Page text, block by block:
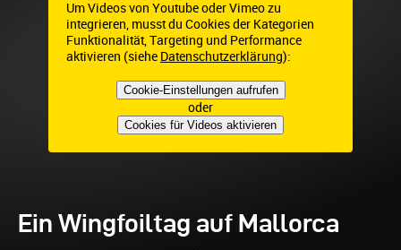
Um Videos von Youtube oder Vimeo zu
integrieren, musst du Cookies der Kategorien
Funktionalität, Targeting und Performance
aktivieren (siehe Datenschutzerklärung):
Cookie-Einstellungen aufrufen
oder
Cookies für Videos aktivieren
Ein Wingfoiltag auf Mallorca